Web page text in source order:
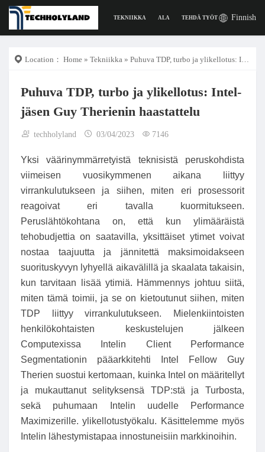
TEKNIIKKA ALA TEHDÄ TYÖTÄ Finnish
Location： Home » Tekniikka » Puhuva TDP, turbo ja ylikellotus: Intel-jäsen Guy Therienin haastattelu
Puhuva TDP, turbo ja ylikellotus: Intel-
jäsen Guy Therienin haastattelu
techholyland 03/04/2023 7146
Yksi ​​väärinymmärretyistä teknisistä peruskohdista
viimeisen vuosikymmenen aikana liittyy
virrankulutukseen ja siihen, miten eri prosessorit
reagoivat eri tavalla kuormitukseen.
Peruslähtökohtana on, että kun ylimääräistä
tehobudjettia on saatavilla, yksittäiset ytimet voivat
nostaa taajuutta ja jännitettä maksimoidakseen
suorituskyvyn lyhyellä aikavälillä ja skaalata takaisin,
kun tarvitaan lisää ytimiä. Hämmennys johtuu siitä,
miten tämä toimii, ja se on kietoutunut siihen, miten
TDP liittyy virrankulutukseen. Mielenkiintoisten
henkilökohtaisten keskustelujen jälkeen
Computexissa Intelin Client Performance
Segmentationin pääarkkitehti Intel Fellow Guy
Therien suostui kertomaan, kuinka Intel on määritellyt
ja mukauttanut selityksensä TDP:stä ja Turbosta,
sekä puhumaan Intelin uudelle Performance
Maximizerille. ylikellotustyökalu. Käsittelemme myös
Intelin lähestymistapaa innostuneisiin markkinoihin.